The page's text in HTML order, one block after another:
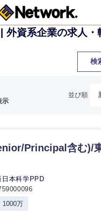
外資系企業の求人・
検
望の職種を選択してくだ
ー
すべての経営企
画
望の職種を選択してくだ
ド
望の業界を選択してくだ
ルギー・資源・環境
望の勤務地を選択してく
道
県
希望条件を入力ください
収
齢
示
並び順
Principal含む)/
本科学PPD
1000万